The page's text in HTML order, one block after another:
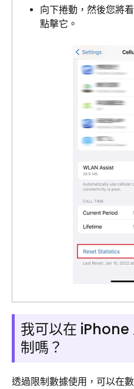
向下捲動，然後您將
點擊它。
我可以在 iPhone
制嗎？
透過限制數據使用，可以在